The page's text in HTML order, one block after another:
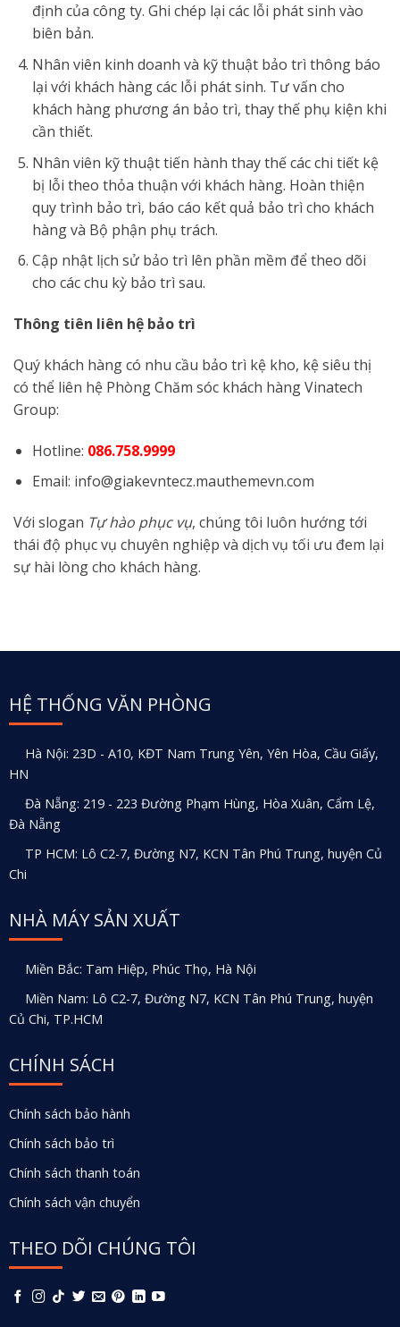
định của công ty. Ghi chép lại các lỗi phát sinh vào
biên bản.
Nhân viên kinh doanh và kỹ thuật bảo trì thông báo
lại với khách hàng các lỗi phát sinh. Tư vấn cho
khách hàng phương án bảo trì, thay thế phụ kiện khi
cần thiết.
Nhân viên kỹ thuật tiến hành thay thế các chi tiết kệ
bị lỗi theo thỏa thuận với khách hàng. Hoàn thiện
quy trình bảo trì, báo cáo kết quả bảo trì cho khách
hàng và Bộ phận phụ trách.
Cập nhật lịch sử bảo trì lên phần mềm để theo dõi
cho các chu kỳ bảo trì sau.
Thông tiên liên hệ bảo trì
Quý khách hàng có nhu cầu bảo trì kệ kho, kệ siêu thị
có thể liên hệ Phòng Chăm sóc khách hàng Vinatech
Group:
Hotline: 086.758.9999
Email: info@giakevntecz.mauthemevn.com
Với slogan Tự hào phục vụ, chúng tôi luôn hướng tới
thái độ phục vụ chuyên nghiệp và dịch vụ tối ưu đem lại
sự hài lòng cho khách hàng.
HỆ THỐNG VĂN PHÒNG
Hà Nội: 23D - A10, KĐT Nam Trung Yên, Yên Hòa, Cầu Giấy,
HN
Đà Nẵng: 219 - 223 Đường Phạm Hùng, Hòa Xuân, Cẩm Lệ,
Đà Nẵng
TP HCM: Lô C2-7, Đường N7, KCN Tân Phú Trung, huyện Củ
Chi
NHÀ MÁY SẢN XUẤT
Miền Bắc: Tam Hiệp, Phúc Thọ, Hà Nội
Miền Nam: Lô C2-7, Đường N7, KCN Tân Phú Trung, huyện
Củ Chi, TP.HCM
CHÍNH SÁCH
Chính sách bảo hành
Chính sách bảo trì
Chính sách thanh toán
Chính sách vận chuyển
THEO DÕI CHÚNG TÔI